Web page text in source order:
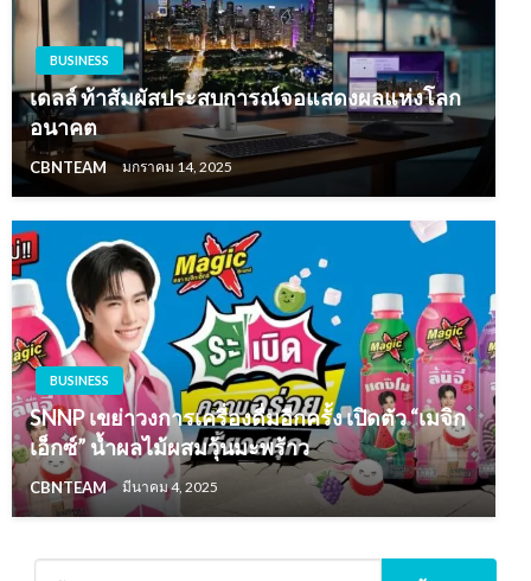
BUSINESS
เดลล์ ท้าสัมผัสประสบการณ์จอแสดงผลแห่งโลก
อนาคต
CBNTEAM มกราคม 14, 2025
BUSINESS
SNNP เขย่าวงการเครื่องดื่มอีกครั้ง เปิดตัว “เมจิก
เอ็กซ์” น้ำผลไม้ผสมวุ้นมะพร้าว
CBNTEAM มีนาคม 4, 2025